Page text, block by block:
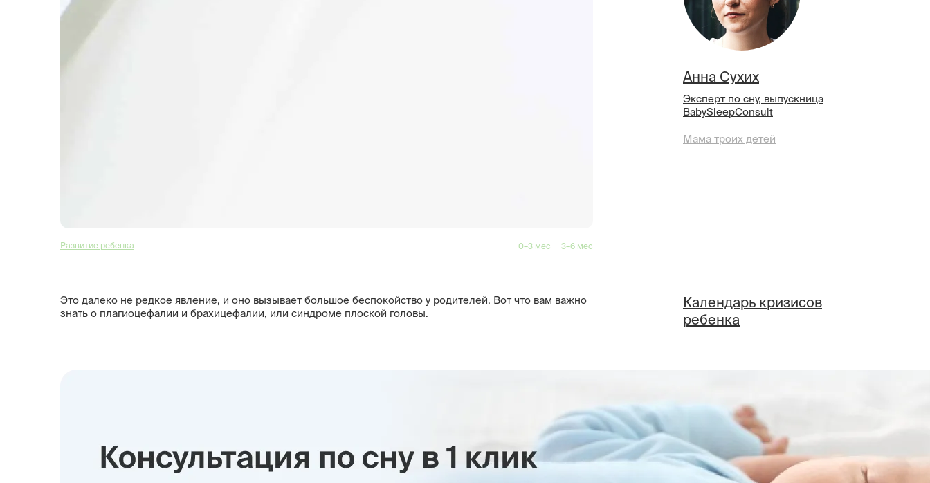
Развитие ребенка 0–3 мес 3–6 мес
Анна Сухих
Эксперт по сну, выпускница
BabySleepConsult
Мама троих детей
Это далеко не редкое явление, и оно вызывает большое беспокойство у родителей. Вот что вам важно
знать о плагиоцефалии и брахицефалии, или синдроме плоской головы.
Календарь кризисов
ребенка